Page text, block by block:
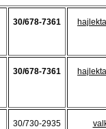
30/678-7361
30/678-7361
30/730-2935